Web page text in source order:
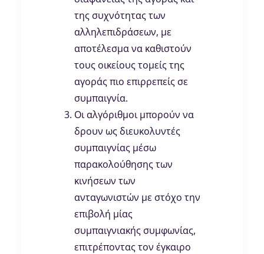
της συχνότητας των
αλληλεπιδράσεων, με
αποτέλεσμα να καθιστούν
τους οικείους τομείς της
αγοράς πιο επιρρεπείς σε
συμπαιγνία.
Οι αλγόριθμοι μπορούν να
δρουν ως διευκολυντές
συμπαιγνίας μέσω
παρακολούθησης των
κινήσεων των
ανταγωνιστών με στόχο την
επιβολή μίας
συμπαιγνιακής συμφωνίας,
επιτρέποντας τον έγκαιρο